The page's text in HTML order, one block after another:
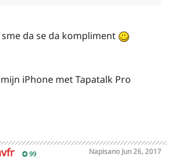
da se da kompliment
iPhone met Tapatalk Pro
99 Napisano Jun 26, 2017